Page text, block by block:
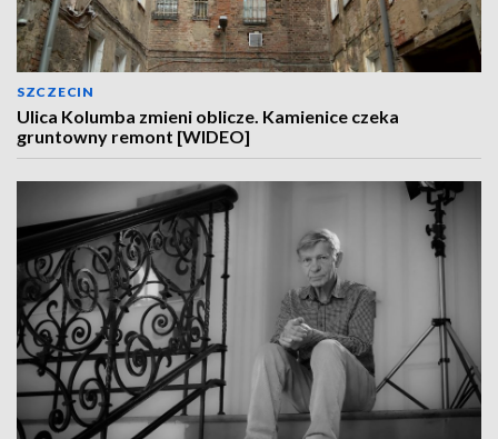
SZCZECIN
Ulica Kolumba zmieni oblicze. Kamienice czeka
gruntowny remont [WIDEO]